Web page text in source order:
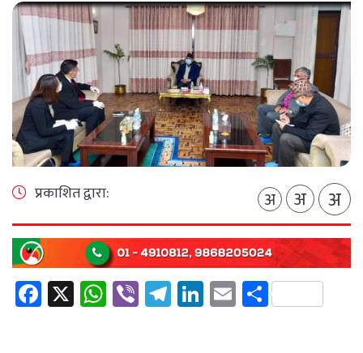
प्रकाशित द्वारा: अ अ अ
Facebook
X WhatsApp
ViberTelegram
LinkedIn
EmailShare